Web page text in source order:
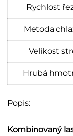
Rychlost
Metoda
Velikost
Hrubá
Popis:
Kombinovaný